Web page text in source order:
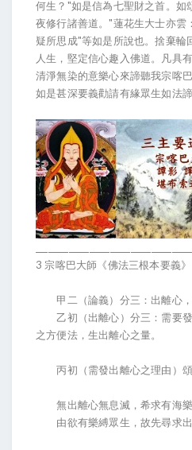
何生？"如是信為七聖財之首。如
夜修行諸善道。"蓮花生大士亦雲
疑所思成"等如是所說也。捨棄輪
人生，堅定信心趣入佛道。凡具
清淨無染的意樂心來諦聽我宗喀
如是甚深要義勸請有緣眾生如法
3 宗喀巴大師《佛法三根本要義》
甲二（論義）分三：出離心，
乙初（出離心）分三：需要發
之方便法，生出離心之量。
丙初（需發出離心之理由）頌
無出離心無息滅，希求有海樂
由欲有樂縛眾生，故先尋求出